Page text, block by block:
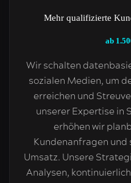
Mehr qualifizierte
ab
Wir schalten
sozialen Medien, um
erreichen und
unserer Expertise in
erhöhen wir
Kundenanfragen und
Umsatz. Unsere
Analysen,